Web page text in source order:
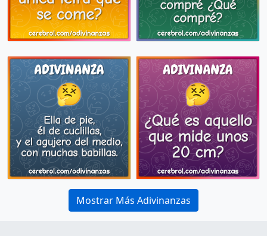
Mostrar Más Adivinanzas